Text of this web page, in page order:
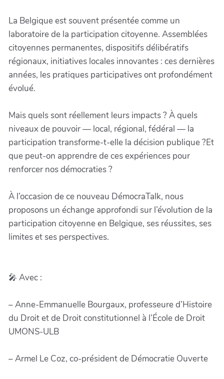
La Belgique est souvent présentée comme un
laboratoire de la participation citoyenne. Assemblées
citoyennes permanentes, dispositifs délibératifs
régionaux, initiatives locales innovantes : ces dernières
années, les pratiques participatives ont profondément
évolué.
Mais quels sont réellement leurs impacts ? À quels
niveaux de pouvoir — local, régional, fédéral — la
participation transforme-t-elle la décision publique ?Et
que peut-on apprendre de ces expériences pour
renforcer nos démocraties ?
À l’occasion de ce nouveau DémocraTalk, nous
proposons un échange approfondi sur l’évolution de la
participation citoyenne en Belgique, ses réussites, ses
limites et ses perspectives.
🎤 Avec :
– Anne-Emmanuelle Bourgaux, professeure d’Histoire
du Droit et de Droit constitutionnel à l’École de Droit
UMONS-ULB
– Armel Le Coz, co-président de Démocratie Ouverte